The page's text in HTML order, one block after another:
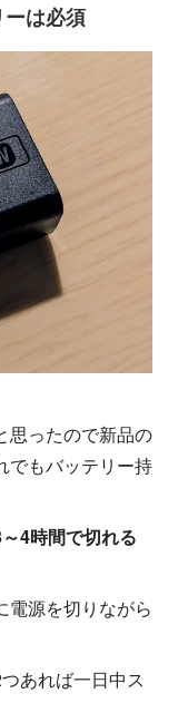
は必須
思ったので新品の
でもバッテリー持
4時間で切れる
電源を切りながら
あれば一日中ス